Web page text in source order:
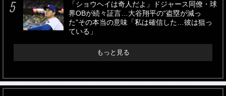
「ショウヘイは奇人だよ」ドジャース同僚・球
界OBが続々証言…大谷翔平の“盗塁が減っ
た”その本当の意味「私は確信した…彼は狙っ
ている」
もっと見る